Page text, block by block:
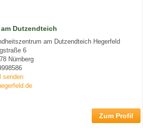
Dutzendteich
am Dutzendteich Hegerfeld
6
Nürnberg
senden
Zum Profil